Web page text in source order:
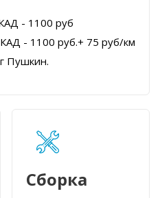
- 1100 руб
- 1100 руб.+ 75 руб/км
Пушкин.
Сборка